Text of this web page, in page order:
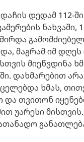
დედამ 112-ში
ნახვაში,
მაგრამ იმ დღეს
მიეწვდინა
დახმარებით
ხმას,
და თვითონ
უარესი